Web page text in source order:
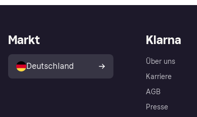
Klarna
Über uns
Karriere
AGB
Presse
Markt
Deutschland